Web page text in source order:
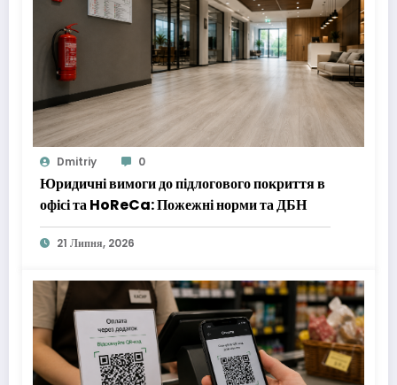
Dmitriy 0
Юридичні вимоги до підлогового покриття в
офісі та HoReCa: Пожежні норми та ДБН
21 Липня, 2026